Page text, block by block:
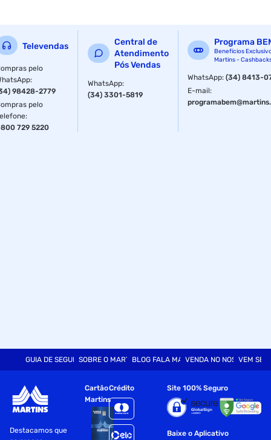
Televendas
pelo
:
98428-2779
pelo
:
729 5220
Central de
Atendimento
Pós Vendas
WhatsApp:
(34) 3301-5819
Programa
Benefícios
Martins -
WhatsApp:(34) 8413-
E-mail:
GUIA DE SEGURANÇASOBRE O MARTINSBLOG FALA MARTVENDA NO NOSSO SITE
VEM SER
Destacamos que
Cartão
Martins
Crédito Site 100% Seguro
Baixe o Aplicativo